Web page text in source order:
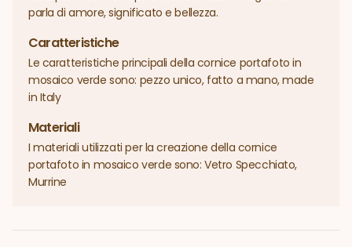
parla di amore, significato e bellezza.
Caratteristiche
Le caratteristiche principali della cornice portafoto in
mosaico verde sono: pezzo unico, fatto a mano, made
in Italy
Materiali
I materiali utilizzati per la creazione della cornice
portafoto in mosaico verde sono: Vetro Specchiato,
Murrine